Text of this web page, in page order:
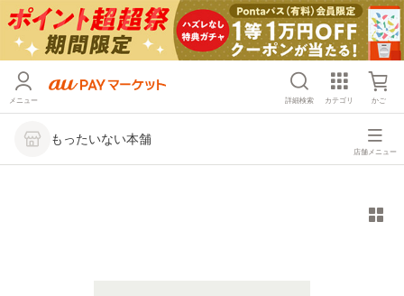
メニュー 詳細検索 カテゴリ かご
もったいない本舗
店舗メニュー